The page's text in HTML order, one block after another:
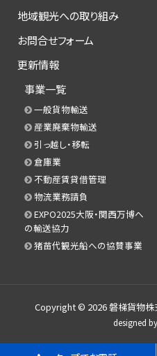
地域観光への取り組み
お問合せフォーム
更新情報
事業一覧
一般貨物輸送
産業廃棄物輸送
引っ越し・移転
倉庫業
不動産賃貸借管理
物流業務請負
EXPO2025大阪・関西万博へ
の輸送協力
猪苗代観光船への協賛事業
Copyright © 2026磐梯貨物株
designed by